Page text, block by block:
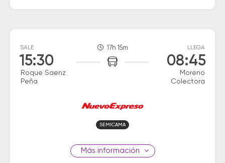
SALE
15:30
Roque Saenz
Peña
17h 15m LLEGA
08:45
Moreno
Colectora
SEMICAMA
información